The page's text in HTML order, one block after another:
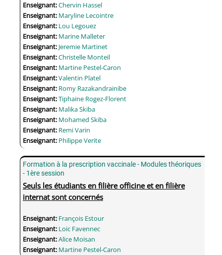
Enseignant:Chervin Hassel
Enseignant: Maryline Lecointre
Enseignant: Lou Legouez
Enseignant: Marine Malleter
Enseignant: Jeremie Martinet
Enseignant:Christelle Monteil
Enseignant: Martine Pestel-Caron
Enseignant:Valentin Platel
Enseignant: Romy Razakandrainibe
Enseignant:Tiphaine Rogez-Florent
Enseignant: Malika Skiba
Enseignant: Mohamed Skiba
Enseignant: Remi Varin
Enseignant: Philippe Verite
Formation à la prescription vaccinale - Modules théoriques
- 1ère session
Seuls les étudiants en filière officine et en filière
internat sont concernés
Enseignant: François Estour
Enseignant: Loic Favennec
Enseignant:Alice Moisan
Enseignant: Martine Pestel-Caron